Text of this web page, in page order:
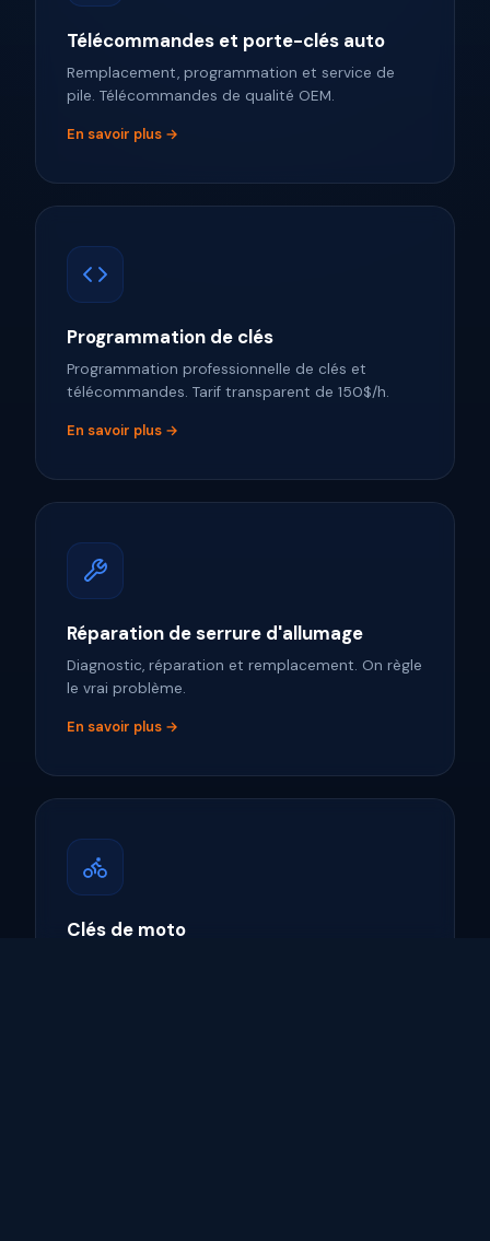
Télécommandes et porte-clés auto
Remplacement, programmation et service de
pile. Télécommandes de qualité OEM.
En savoir plus →
Programmation de clés
Programmation professionnelle de clés et
télécommandes. Tarif transparent de 150$/h.
En savoir plus →
Réparation de serrure d'allumage
Diagnostic, réparation et remplacement. On règle
le vrai problème.
En savoir plus →
Clés de moto